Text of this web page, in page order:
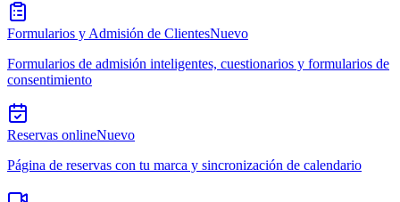
Formularios y Admisión de ClientesNuevo
Formularios de admisión inteligentes, cuestionarios y formularios de
consentimiento
Reservas onlineNuevo
Página de reservas con tu marca y sincronización de calendario